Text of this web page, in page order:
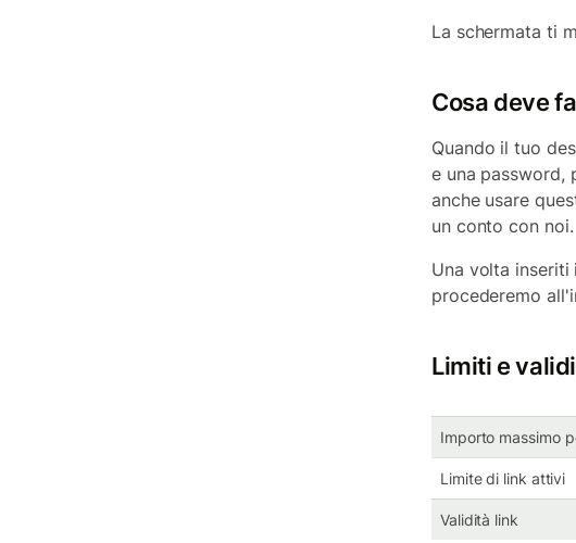
La schermata ti
Cosa deve
Quando il tuo
e una password,
anche usare
un conto con noi.
Una volta inseriti
procederemo
Limiti e
Importo massimo
Limite di link attivi
Validità link